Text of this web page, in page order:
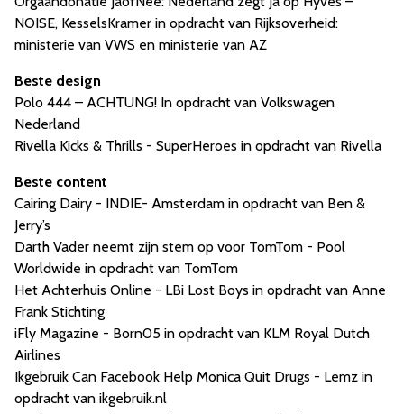
NOISE, KesselsKramer in opdracht van Rijksoverheid:
ministerie van VWS en ministerie van AZ
Beste design
Polo 444 – ACHTUNG! In opdracht van Volkswagen
Nederland
Rivella Kicks & Thrills - SuperHeroes in opdracht van Rivella
Beste content
Cairing Dairy - INDIE- Amsterdam in opdracht van Ben &
Jerry’s
Darth Vader neemt zijn stem op voor TomTom - Pool
Worldwide in opdracht van TomTom
Het Achterhuis Online - LBi Lost Boys in opdracht van Anne
Frank Stichting
iFly Magazine - Born05 in opdracht van KLM Royal Dutch
Airlines
Ikgebruik Can Facebook Help Monica Quit Drugs - Lemz in
opdracht van ikgebruik.nl